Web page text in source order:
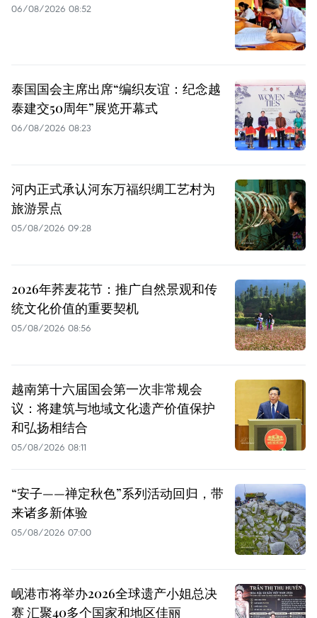
06/08/2026 08:52
泰国国会主席出席“编织友谊：纪念越
泰建交50周年”展览开幕式
06/08/2026 08:23
河内正式承认河东万福织绸工艺村为
旅游景点
05/08/2026 09:28
2026年荞麦花节：推广自然景观和传
统文化价值的重要契机
05/08/2026 08:56
越南第十六届国会第一次非常规会
议：将建筑与地域文化遗产价值保护
和弘扬相结合
05/08/2026 08:11
“安子——禅定秋色”系列活动回归，带
来诸多新体验
05/08/2026 07:00
岘港市将举办2026全球遗产小姐总决
赛 汇聚40多个国家和地区佳丽